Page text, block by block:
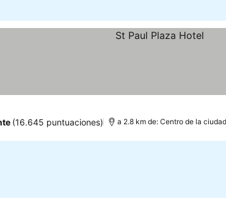
(16.645 puntuaciones) a 2.8 km de: Centro de la ciudad